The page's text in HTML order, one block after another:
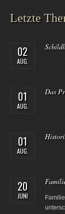
Letzte
02
AUG.
01
AUG.
Das
01
AUG.
20
JUNI